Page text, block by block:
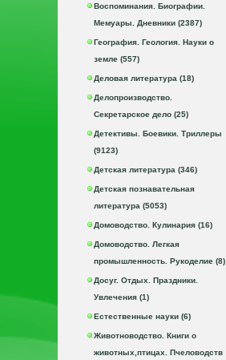
Воспоминания. Биографии.
Мемуары. Дневники (2387)
География. Геология. Науки о
земле (557)
Деловая литература (18)
Делопроизводство.
Секретарское дело (25)
Детективы. Боевики. Триллеры
(9123)
Детская литература (346)
Детская познавательная
литература (5053)
Домоводство. Кулинария (16)
Домоводство. Легкая
промышленность. Рукоделие (8)
Досуг. Отдых. Праздники.
Увлечения (1)
Естественные науки (6)
Животноводство. Книги о
животных,птицах. Пчеловодств